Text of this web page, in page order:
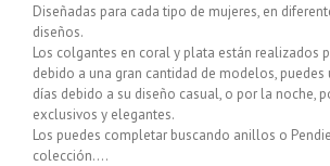
Diseñadas para cada tipo de mujeres, en
diseños.
Los colgantes en coral y plata están realizados
debido a una gran cantidad de modelos,
días debido a su diseño casual, o por la noche,
exclusivos y elegantes.
Los puedes completar buscando anillos o
colección….